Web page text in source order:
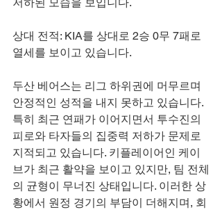
상대 전적: KIA를 상대로 2승 0무 7패로
열세를 보이고 있습니다.
두산 베어스는 리그 하위권에 머무르며
안정적인 성적을 내지 못하고 있습니다.
특히 최근 연패가 이어지면서 투수진의
피로와 타자들의 집중력 저하가 문제로
지적되고 있습니다. 키플레이어인 케이
브가 최근 활약을 보이고 있지만, 팀 전체
의 균형이 무너진 상태입니다. 이러한 상
황에서 원정 경기의 부담이 더해지며, 회